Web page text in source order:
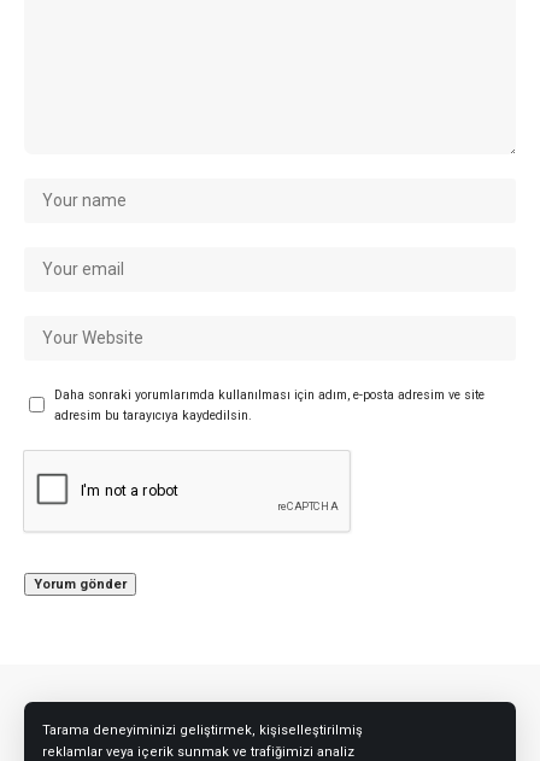
Tarama deneyiminizi geliştirmek, kişiselleştirilmiş
reklamlar veya içerik sunmak ve trafiğimizi analiz
Daha sonraki yorumlarımda kullanılması için adım, e-posta adresim ve site
adresim bu tarayıcıya kaydedilsin.
Bizi Takip Edin